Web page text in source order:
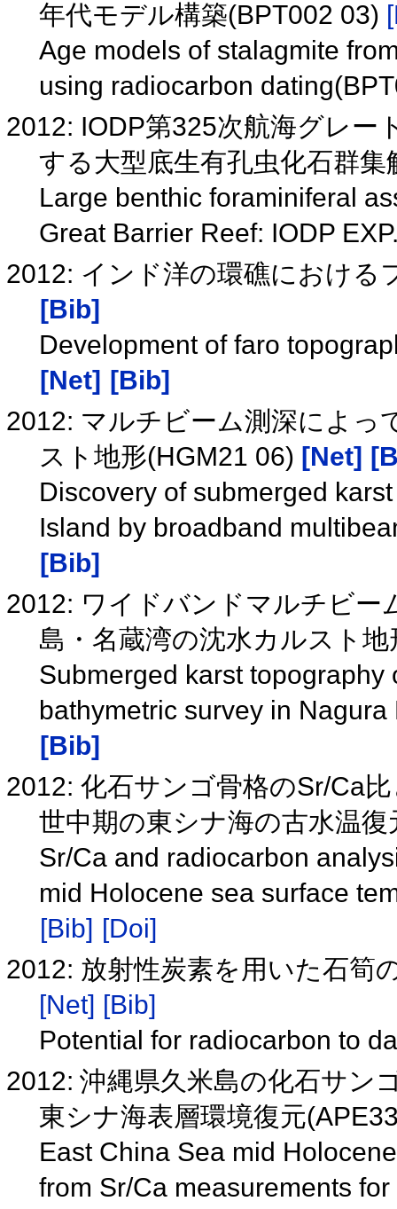
年代モデル構築(BPT002 03)
Age models of stalagmite
using radiocarbon
2012: IODP第325次航海グレー
する大型底生有孔虫化石群
Large benthic foraminiferal
Great Barrier Reef: IODP
2012: インド洋の環礁における
[Bib]
Development of faro
[Net] [Bib]
2012: マルチビーム測深によっ
スト地形(HGM21 06) [Net]
Discovery of submerged
Island by broadband
[Bib]
2012: ワイドバンドマルチビー
島・名蔵湾の沈水カルスト
Submerged karst
bathymetric survey in
[Bib]
2012: 化石サンゴ骨格のSr/Ca
世中期の東シナ海の古水温
Sr/Ca and radiocarbon
mid Holocene sea surface
[Bib] [Doi]
2012: 放射性炭素を用いた石筍
[Net] [Bib]
Potential for radiocarbon to
2012: 沖縄県久米島の化石サン
東シナ海表層環境復元
East China Sea mid
from Sr/Ca measurements